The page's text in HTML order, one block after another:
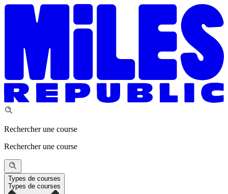
Rechercher une course
Rechercher une course
Types de courses
Types de courses